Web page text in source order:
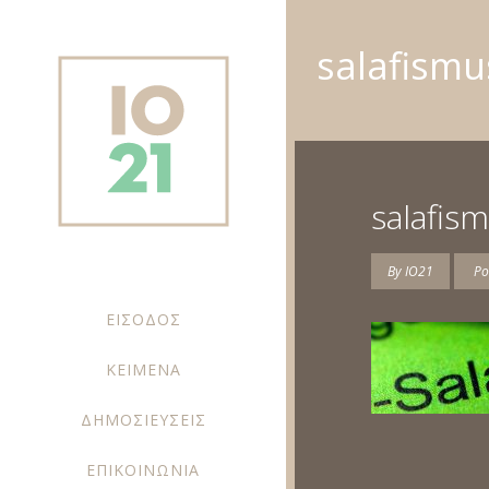
ΕΙΣΟΔΟΣ
ΚΕΙΜΕΝΑ
ΔΗΜΟΣΙΕΥΣΕΙΣ
ΕΠΙΚΟΙΝΩΝΙΑ
ByIO21